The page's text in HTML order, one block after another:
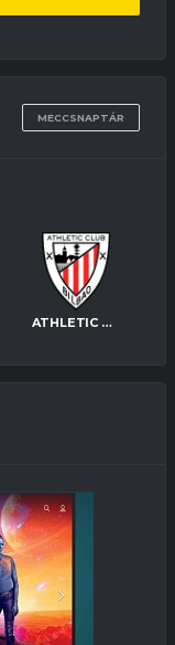
MECCSNAPTÁR
ATHLETIC BILBAO